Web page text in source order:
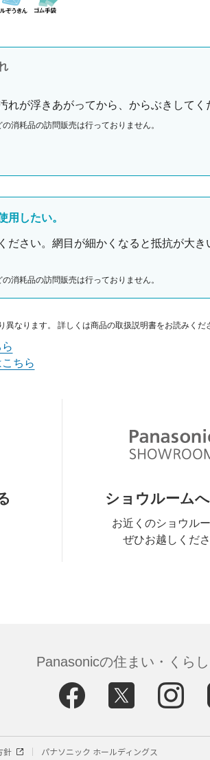
れが浮きあがってから、からぶきしてく
消耗品の訪問販売は行っておりません。
用したい。
ださい。網目が細かくなると抵抗が大
消耗品の訪問販売は行っておりません。
なります。 詳しくは商品の取扱説明書をお読みくだ
ちら
ショウルームへ
お近くのショウル
ぜひお越しくだ
Panasonicの住まい・くら
針 パナソニック ホールディングス